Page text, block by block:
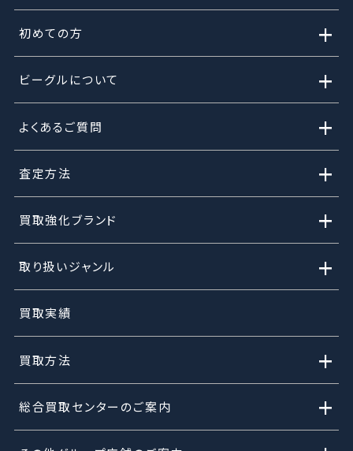
初めての方 +
ビーグルについて +
よくあるご質問 +
査定方法 +
買取強化ブランド +
取り扱いジャンル +
買取実績
買取方法 +
総合買取センターのご案内 +